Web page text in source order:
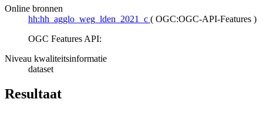
Online bronnen
hh:hh_agglo_weg_lden_2021_c ( OGC:OGC-API-Features )
OGC Features API:
Niveau kwaliteitsinformatie
dataset
Resultaat